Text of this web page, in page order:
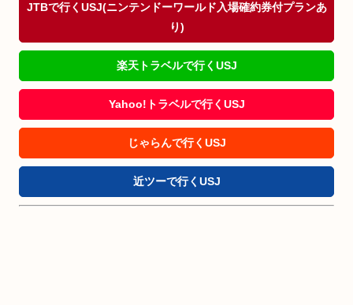
JTBで行くUSJ(ニンテンドーワールド入場確約券付プランあ
り)
楽天トラベルで行くUSJ
Yahoo!トラベルで行くUSJ
じゃらんで行くUSJ
近ツーで行くUSJ